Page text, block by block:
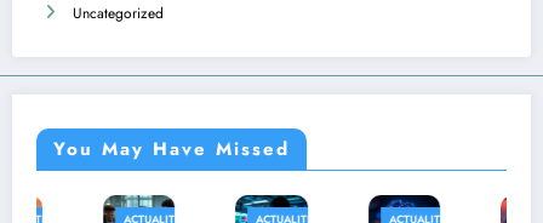
Uncategorized
You May Have Missed
ACTUALITÉS
ACTUALITÉS
ACTUALITÉS
AFRIQUE